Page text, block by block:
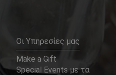
Οι Υπηρεσίες μας
Make a Gift
Special Events με τα